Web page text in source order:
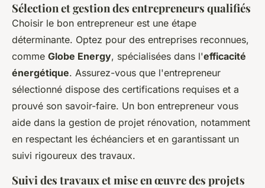
Sélection et gestion des entrepreneurs qualifiés
Choisir le bon entrepreneur est une étape
déterminante. Optez pour des entreprises reconnues,
comme Globe Energy, spécialisées dans l'efficacité
énergétique. Assurez-vous que l'entrepreneur
sélectionné dispose des certifications requises et a
prouvé son savoir-faire. Un bon entrepreneur vous
aide dans la gestion de projet rénovation, notamment
en respectant les échéanciers et en garantissant un
suivi rigoureux des travaux.
Suivi des travaux et mise en œuvre des projets